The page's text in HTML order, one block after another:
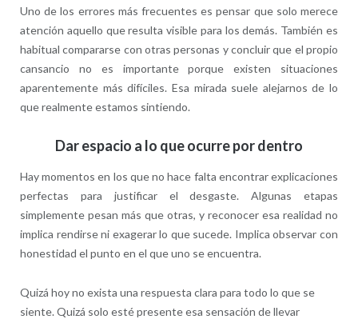
Uno de los errores más frecuentes es pensar que solo merece
atención aquello que resulta visible para los demás. También es
habitual compararse con otras personas y concluir que el propio
cansancio no es importante porque existen situaciones
aparentemente más difíciles. Esa mirada suele alejarnos de lo
que realmente estamos sintiendo.
Dar espacio a lo que ocurre por dentro
Hay momentos en los que no hace falta encontrar explicaciones
perfectas para justificar el desgaste. Algunas etapas
simplemente pesan más que otras, y reconocer esa realidad no
implica rendirse ni exagerar lo que sucede. Implica observar con
honestidad el punto en el que uno se encuentra.
Quizá hoy no exista una respuesta clara para todo lo que se
siente. Quizá solo esté presente esa sensación de llevar